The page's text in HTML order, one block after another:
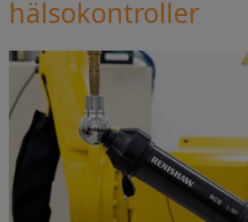
hälsokontroller